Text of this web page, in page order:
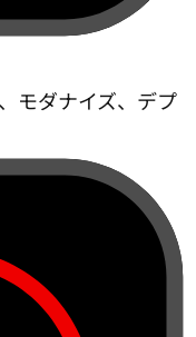
モダナイズ、デプ